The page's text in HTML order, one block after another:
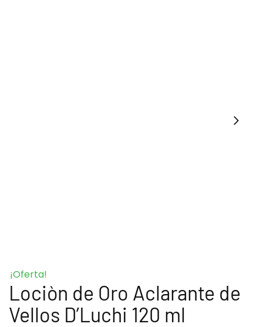
¡Oferta!
Lociòn de Oro Aclarante de
Vellos D’Luchi 120 ml